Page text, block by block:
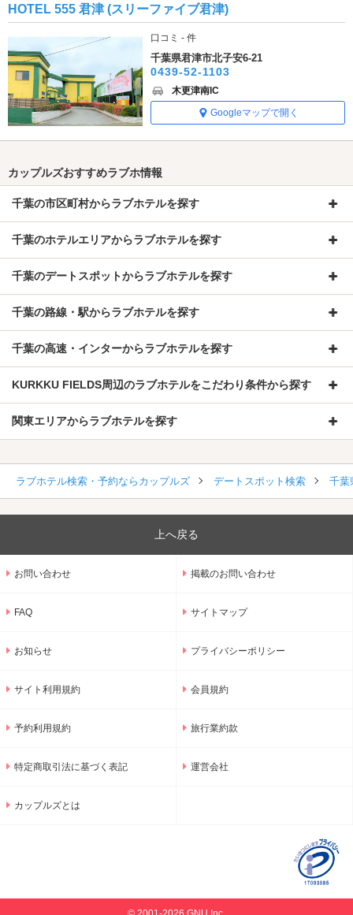
HOTEL 555 君津 (スリーファイブ君津)
口コミ - 件
千葉県君津市北子安6-21
0439-52-1103
木更津南IC
Googleマップで開く
カップルズおすすめラブホ情報
千葉の市区町村からラブホテルを探す
千葉のホテルエリアからラブホテルを探す
千葉のデートスポットからラブホテルを探す
千葉の路線・駅からラブホテルを探す
千葉の高速・インターからラブホテルを探す
KURKKU FIELDS周辺のラブホテルをこだわり条件から探す
関東エリアからラブホテルを探す
ラブホテル検索・予約ならカップルズ デートスポット検索 千葉
上へ戻る
お問い合わせ 掲載のお問い合わせ
FAQ サイトマップ
お知らせ プライバシーポリシー
サイト利用規約 会員規約
予約利用規約 旅行業約款
特定商取引法に基づく表記 運営会社
カップルズとは